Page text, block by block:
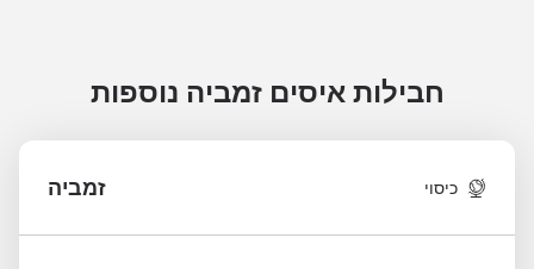
חבילות איסים זמביה נוספות
כיסוי זמביה